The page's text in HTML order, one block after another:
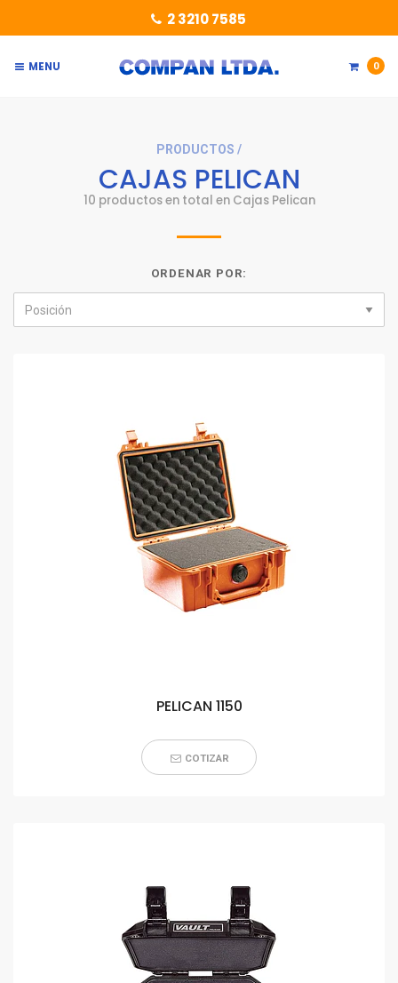
2 3210 7585
MENU 0
PRODUCTOS /
CAJAS PELICAN
10 productos en total en Cajas Pelican
ORDENAR POR:
PELICAN 1150
COTIZAR